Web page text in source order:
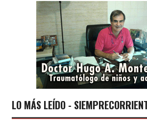
LO MÁS LEÍDO -